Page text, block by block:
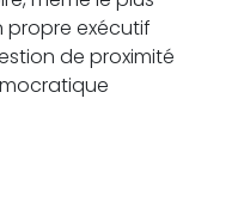
propre exécutif
de proximité